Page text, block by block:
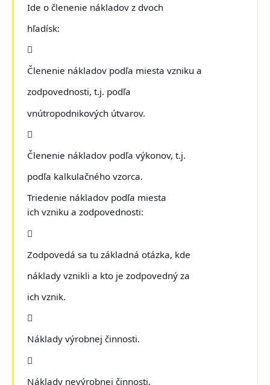
Ide o členenie nákladov z dvoch
hľadísk:

Členenie nákladov podľa miesta vzniku a
zodpovednosti, t.j. podľa
vnútropodnikových útvarov.

Členenie nákladov podľa výkonov, t.j.
podľa kalkulačného vzorca.
Triedenie nákladov podľa miesta
ich vzniku a zodpovednosti:

Zodpovedá sa tu základná otázka, kde
náklady vznikli a kto je zodpovedný za
ich vznik.

Náklady výrobnej činnosti.

Náklady nevýrobnej činnosti.